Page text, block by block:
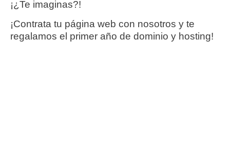
¡¿Te imaginas?!
¡Contrata tu página web con nosotros y te
regalamos el primer año de dominio y hosting!